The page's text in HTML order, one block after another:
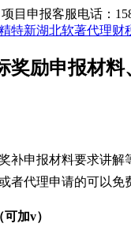
项目申报客服电话：
特新湖北软著代理财
奖励申报材
补申报材料要求讲
者代理申请的可以
可加v）